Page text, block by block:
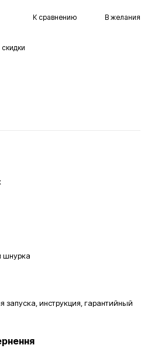
К сравнению В желания
шнурка
запуска, инструкция, гарантийный